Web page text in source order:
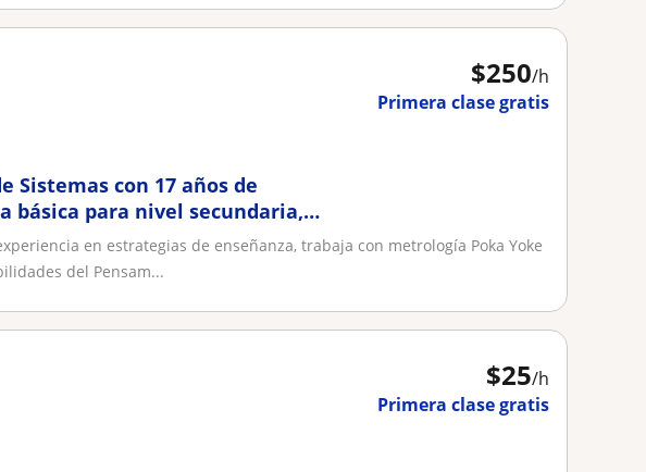
$250/h
Primera clase gratis
Sistemas con 17 años de
básica para nivel secundaria,
en estrategias de enseñanza, trabaja con metrología Poka Yoke
del Pensam...
$25/h
Primera clase gratis